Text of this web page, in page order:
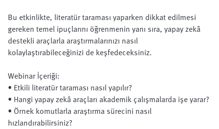
Bu etkinlikte, literatür taraması yaparken dikkat edilmesi
gereken temel ipuçlarını öğrenmenin yanı sıra, yapay zekâ
destekli araçlarla araştırmalarınızı nasıl
kolaylaştırabileceğinizi de keşfedeceksiniz.
Webinar İçeriği:
• Etkili literatür taraması nasıl yapılır?
• Hangi yapay zekâ araçları akademik çalışmalarda işe yarar?
• Örnek komutlarla araştırma sürecini nasıl
hızlandırabilirsiniz?